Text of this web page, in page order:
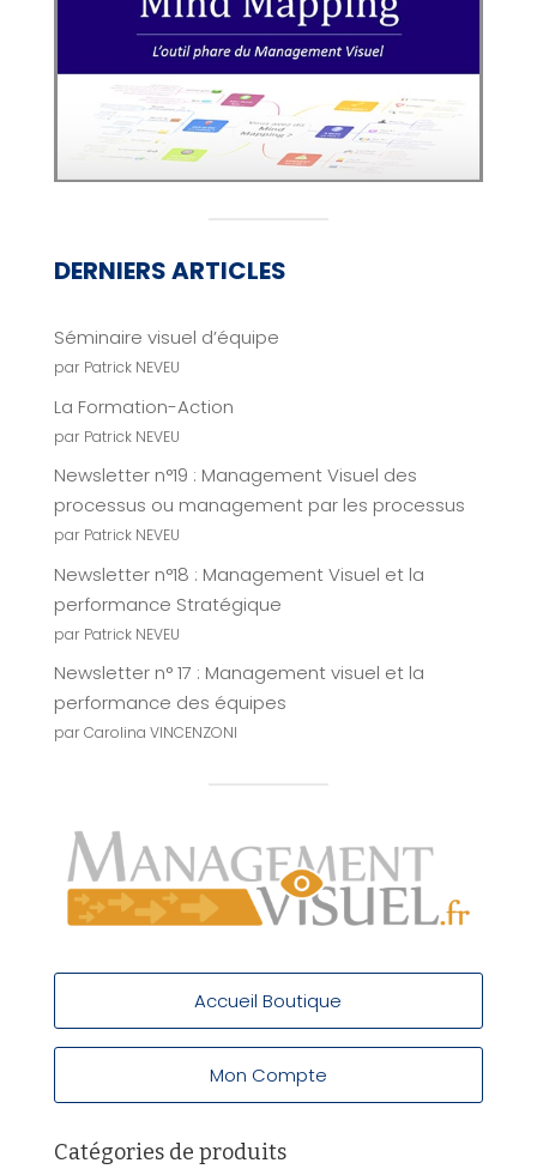
DERNIERS ARTICLES
Séminaire visuel d’équipe
par Patrick NEVEU
La Formation-Action
par Patrick NEVEU
Newsletter n°19 : Management Visuel des
processus ou management par les processus
par Patrick NEVEU
Newsletter n°18 : Management Visuel et la
performance Stratégique
par Patrick NEVEU
Newsletter n° 17 : Management visuel et la
performance des équipes
par Carolina VINCENZONI
Accueil Boutique
Mon Compte
Catégories de produits